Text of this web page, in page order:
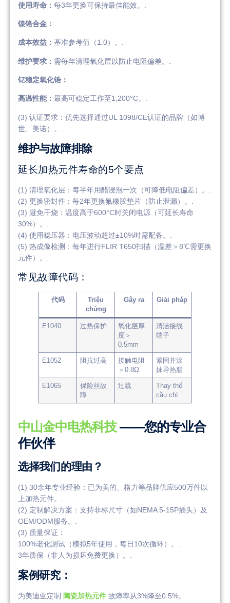
使用寿命： 每3年更换可保持最佳能效。.
镍铬合金：
成本效益： 基准参考值（1.0）。.
维护要求： 需每年清理氧化层以防止电阻偏差。.
钇稳定氧化锆：
高温性能： 最高可稳定工作至1,200°C。.
(3) 认证要求：优先选择通过UL 1098/CE认证的品牌（如博
世、美诺）。.
维护与故障排除
延长加热元件寿命的5个要点
(1) 清理氧化层：每半年用醋浸泡一次（可降低电阻偏差）。.
(2) 更换密封件：每2年更换氟橡胶垫片（防止泄漏）。.
(3) 避免干烧：温度高于600°C时关闭电源（可延长寿命
30%）。.
(4) 使用稳压器：电压波动超过±10%时需配备。.
(5) 热成像检测：每年进行FLIR T650扫描（温差＞8℃需更换
元件）。.
常见故障代码：
代码
Triệu
chứng
Gây ra Giải pháp
E1040 过热保护
氧化层厚
度＞
0.5mm
清洁接线
端子
E1052 阻抗过高
接触电阻
＞0.8Ω
紧固并涂
抹导热脂
E1065
保险丝故
障
过载
Thay thế
cầu chì
中山金中电热科技——您的专业合
作伙伴
选择我们的理由？
(1) 30余年专业经验：已为美的、格力等品牌供应500万件以
上加热元件。.
(2) 定制解决方案：支持非标尺寸（如NEMA 5-15P插头）及
OEM/ODM服务。.
(3) 质量保证：
100%老化测试（模拟5年使用，每日10次循环）。.
3年质保（非人为损坏免费更换）。.
案例研究：
为美迪亚定制 陶瓷加热元件 故障率从3%降至0.5%。.